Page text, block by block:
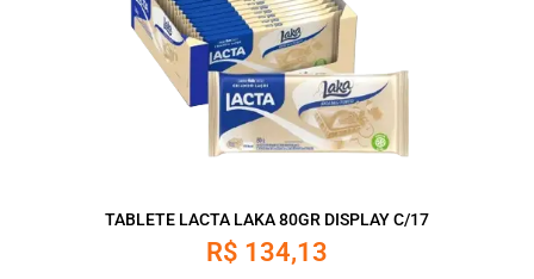
TABLETE LACTA LAKA 80GR DISPLAY C/17
R$ 134,13